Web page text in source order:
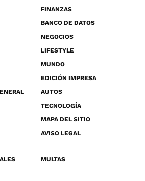
FINANZAS
BANCO DE DATOS
NEGOCIOS
LIFESTYLE
MUNDO
EDICIÓN IMPRESA
AUTOS
TECNOLOGÍA
MAPA DEL SITIO
AVISO LEGAL
MULTAS